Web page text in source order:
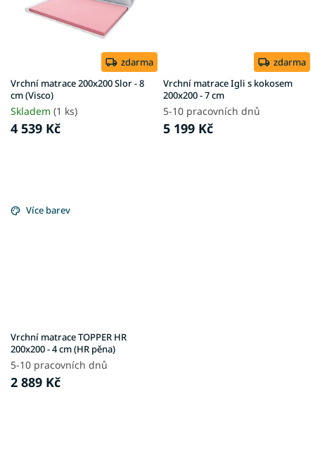
zdarma
Vrchní matrace 200x200 Slor - 8
cm (Visco)
Skladem (1 ks)
4 539 Kč
zdarma
Vrchní matrace Igli s kokosem
200x200 - 7 cm
5-10 pracovních dnů
5 199 Kč
Více barev
Vrchní matrace TOPPER HR
200x200 - 4 cm (HR pěna)
5-10 pracovních dnů
2 889 Kč